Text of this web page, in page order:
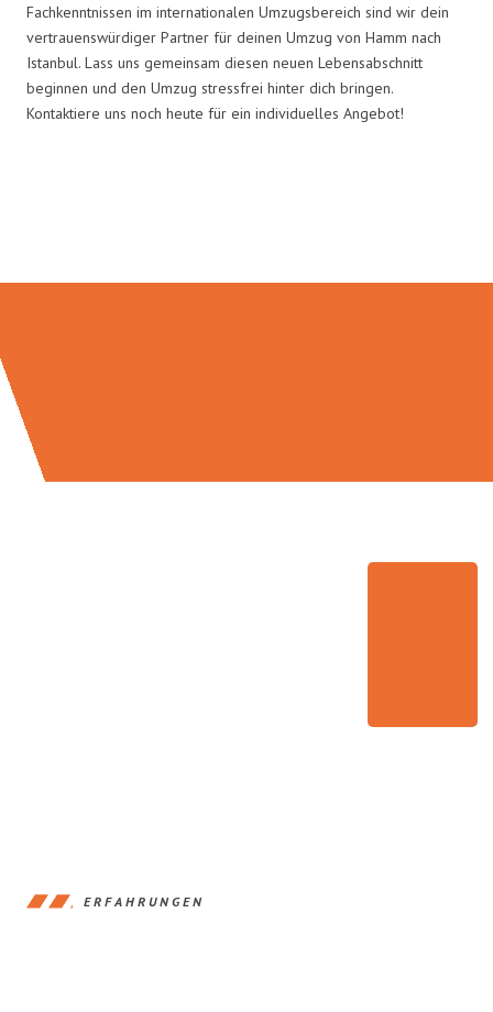
Fachkenntnissen im internationalen Umzugsbereich sind wir dein
vertrauenswürdiger Partner für deinen Umzug von Hamm nach
Istanbul. Lass uns gemeinsam diesen neuen Lebensabschnitt
beginnen und den Umzug stressfrei hinter dich bringen.
Kontaktiere uns noch heute für ein individuelles Angebot!
ERFAHRUNGEN